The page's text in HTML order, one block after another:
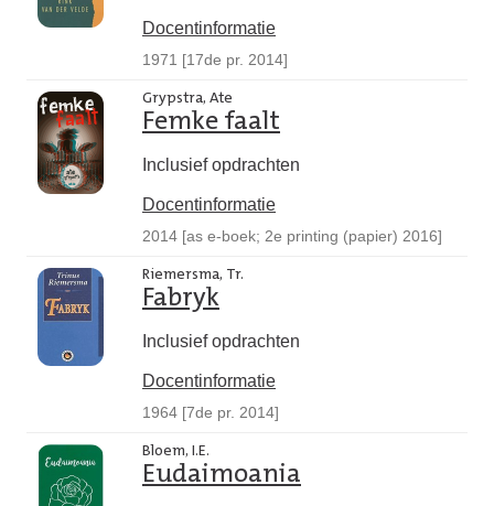
Docentinformatie
1971 [17de pr. 2014]
Grypstra, Ate
Femke faalt
Inclusief opdrachten
Docentinformatie
2014 [as e-boek; 2e printing (papier) 2016]
Riemersma, Tr.
Fabryk
Inclusief opdrachten
Docentinformatie
1964 [7de pr. 2014]
Bloem, I.E.
Eudaimoania